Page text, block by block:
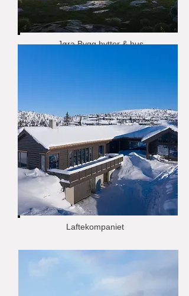
Jøra Bygg hytter & hus
Laftekompaniet